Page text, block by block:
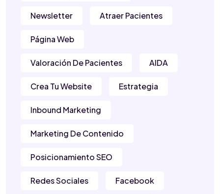
Newsletter Atraer Pacientes
Página Web
Valoración De Pacientes AIDA
Crea Tu Website Estrategia
Inbound Marketing
Marketing De Contenido
Posicionamiento SEO
Redes Sociales Facebook